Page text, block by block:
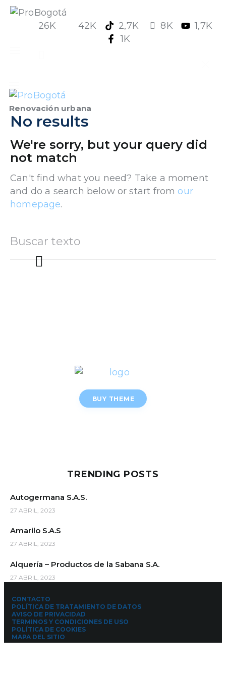
26K 42K 2,7K 8K
1,7K
1K
Renovación urbana
Qué hacemos
Comunicaciones
Summit MovE-Pay 2025
No results
We're sorry, but your query did
not match
Can't find what you need? Take a moment
and do a search below or start from our
homepage.
BUY THEME
TRENDING POSTS
Autogermana S.A.S.
27 ABRIL, 2023
Amarilo S.A.S
27 ABRIL, 2023
Alquería – Productos de la Sabana S.A.
27 ABRIL, 2023
CONTACTO
POLÍTICA DE TRATAMIENTO DE DATOS
AVISO DE PRIVACIDAD
TERMINOS Y CONDICIONES DE USO
POLÍTICA DE COOKIES
MAPA DEL SITIO